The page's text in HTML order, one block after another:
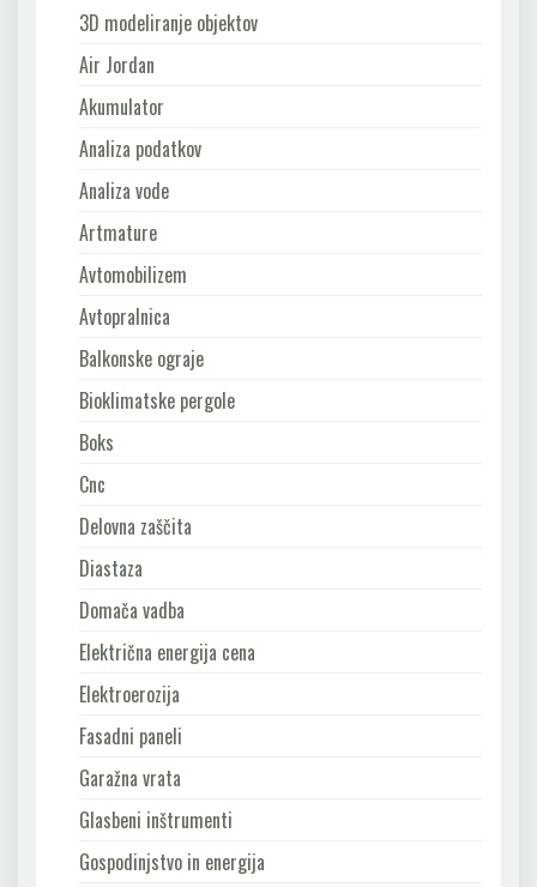
3D modeliranje objektov
Air Jordan
Akumulator
Analiza podatkov
Analiza vode
Artmature
Avtomobilizem
Avtopralnica
Balkonske ograje
Bioklimatske pergole
Boks
Cnc
Delovna zaščita
Diastaza
Domača vadba
Električna energija cena
Elektroerozija
Fasadni paneli
Garažna vrata
Glasbeni inštrumenti
Gospodinjstvo in energija